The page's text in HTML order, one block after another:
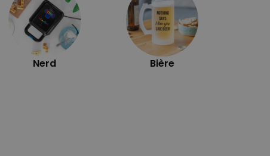
Nerd Bière